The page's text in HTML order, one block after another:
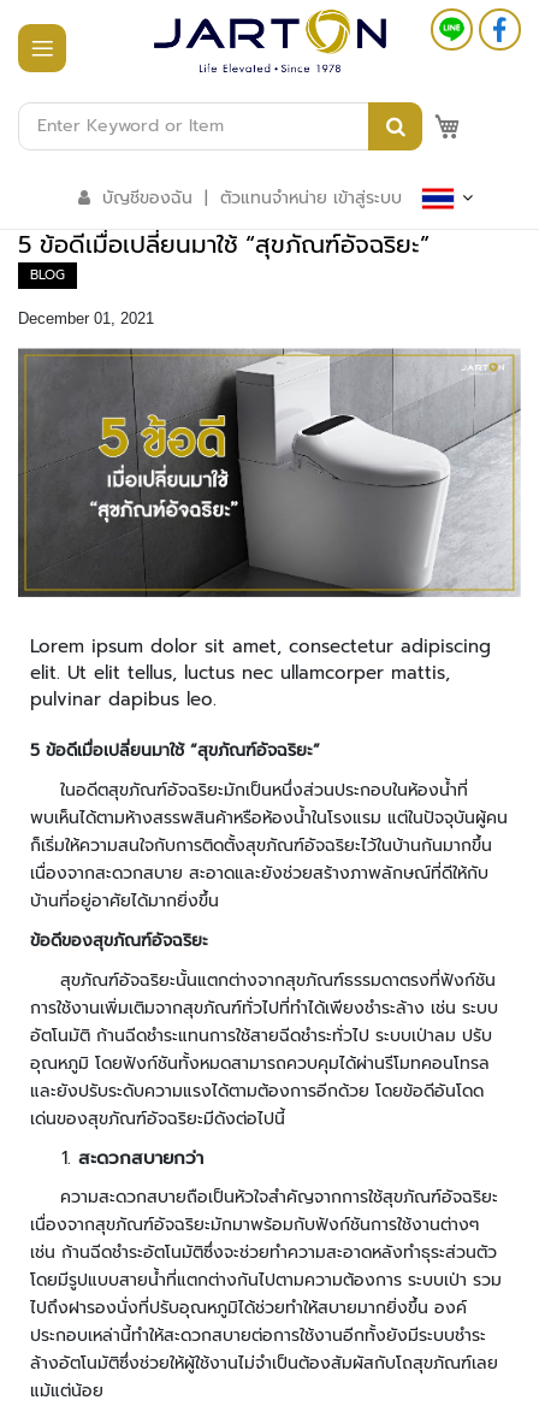
หน้า
แรก
สินค้า
ะ
บ
บ
อ
ค
จ
ร
บ
บ
ก
อ
ว
ง
จ
ร
ปิ
ด
ก
ล้
อ
ง
ว
ง
จ
ร
ปิ
ด
ร
ะ
บ
บ
ต
บัญชีของฉัน | ตัวแทนจำหน่าย เข้าสู่ระบบ
5 ข้อดีเมื่อเปลี่ยนมาใช้ “สุขภัณฑ์อัจฉริยะ”
BLOG
December 01, 2021
Lorem ipsum dolor sit amet, consectetur adipiscing
elit. Ut elit tellus, luctus nec ullamcorper mattis,
pulvinar dapibus leo.
5 ข้อดีเมื่อเปลี่ยนมาใช้ “สุขภัณฑ์อัจฉริยะ”
ในอดีตสุขภัณฑ์อัจฉริยะมักเป็นหนึ่งส่วนประกอบในห้องน้ำที่
พบเห็นได้ตามห้างสรรพสินค้าหรือห้องน้ำในโรงแรม แต่ในปัจจุบันผู้คน
ก็เริ่มให้ความสนใจกับการติดตั้งสุขภัณฑ์อัจฉริยะไว้ในบ้านกันมากขึ้น
เนื่องจากสะดวกสบาย สะอาดและยังช่วยสร้างภาพลักษณ์ที่ดีให้กับ
บ้านที่อยู่อาศัยได้มากยิ่งขึ้น
ข้อดีของสุขภัณฑ์อัจฉริยะ
สุขภัณฑ์อัจฉริยะนั้นแตกต่างจากสุขภัณฑ์ธรรมดาตรงที่ฟังก์ชัน
การใช้งานเพิ่มเติมจากสุขภัณฑ์ทั่วไปที่ทำได้เพียงชำระล้าง เช่น ระบบ
อัตโนมัติ ก้านฉีดชำระแทนการใช้สายฉีดชำระทั่วไป ระบบเป่าลม ปรับ
อุณหภูมิ โดยฟังก์ชันทั้งหมดสามารถควบคุมได้ผ่านรีโมทคอนโทรล
และยังปรับระดับความแรงได้ตามต้องการอีกด้วย โดยข้อดีอันโดด
เด่นของสุขภัณฑ์อัจฉริยะมีดังต่อไปนี้
สะดวกสบายกว่า
ความสะดวกสบายถือเป็นหัวใจสำคัญจากการใช้สุขภัณฑ์อัจฉริยะ
เนื่องจากสุขภัณฑ์อัจฉริยะมักมาพร้อมกับฟังก์ชันการใช้งานต่างๆ
เช่น ก้านฉีดชำระอัตโนมัติซึ่งจะช่วยทำความสะอาดหลังทำธุระส่วนตัว
โดยมีรูปแบบสายน้ำที่แตกต่างกันไปตามความต้องการ ระบบเป่า รวม
ไปถึงฝารองนั่งที่ปรับอุณหภูมิได้ช่วยทำให้สบายมากยิ่งขึ้น องค์
ประกอบเหล่านี้ทำให้สะดวกสบายต่อการใช้งานอีกทั้งยังมีระบบชำระ
ล้างอัตโนมัติซึ่งช่วยให้ผู้ใช้งานไม่จำเป็นต้องสัมผัสกับโถสุขภัณฑ์เลย
แม้แต่น้อย